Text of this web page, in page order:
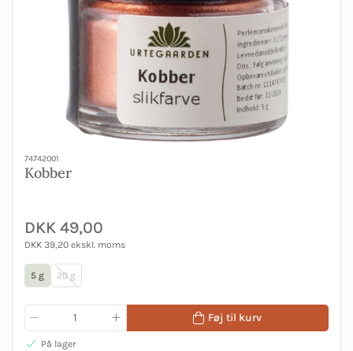
74742001
Kobber
DKK 49,00
DKK 39,20 ekskl. moms
5 g 20 g
Føj til kurv
På lager